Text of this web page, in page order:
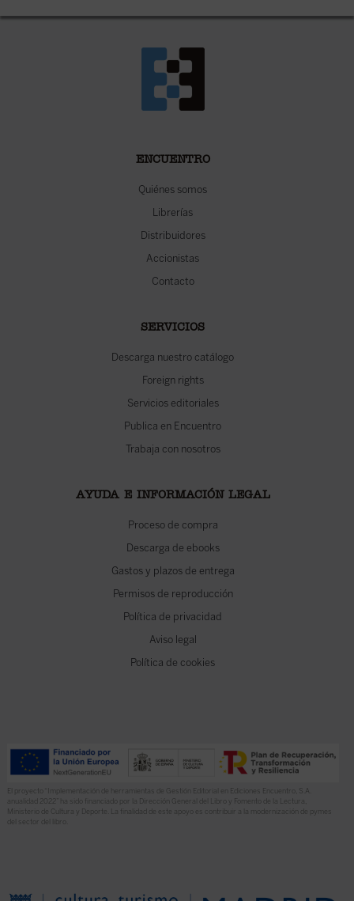
ENCUENTRO
Quiénes somos
Librerías
Distribuidores
Accionistas
Contacto
SERVICIOS
Descarga nuestro catálogo
Foreign rights
Servicios editoriales
Publica en Encuentro
Trabaja con nosotros
AYUDA E INFORMACIÓN LEGAL
Proceso de compra
Descarga de ebooks
Gastos y plazos de entrega
Permisos de reproducción
Política de privacidad
Aviso legal
Política de cookies
El proyecto “Implementación de herramientas de Gestión Editorial en Ediciones Encuentro, S.A.
anualidad 2022” ha sido financiado por la Dirección General del Libro y Fomento de la Lectura,
Ministerio de Cultura y Deporte. La finalidad de este apoyo es contribuir a la modernización de pymes
del sector del libro.